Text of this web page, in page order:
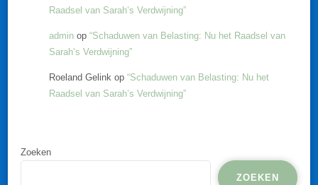
Raadsel van Sarah’s Verdwijning”
admin op “Schaduwen van Belasting: Nu het Raadsel van
Sarah’s Verdwijning”
Roeland Gelink op “Schaduwen van Belasting: Nu het
Raadsel van Sarah’s Verdwijning”
Zoeken
ZOEKEN